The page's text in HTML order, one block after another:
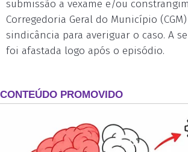
submissão a vexame e/ou
Corregedoria Geral do Município
sindicância para averiguar o caso. A
foi afastada logo após o episódio.